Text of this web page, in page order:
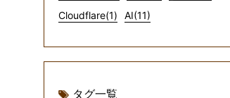
Cloudflare(1)
AI(11)
タグ一覧